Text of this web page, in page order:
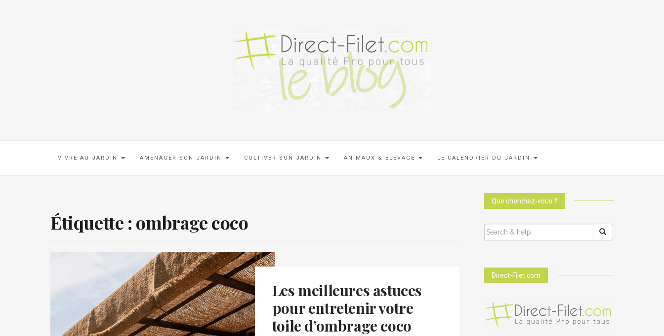
VIVRE AU JARDIN AMÉNAGER SON JARDIN CULTIVER SON JARDIN ANIMAUX & ÉLEVAGE LE CALENDRIER DU JARDIN
Étiquette : ombrage coco
Les meilleures astuces
pour entretenir votre
toile d’ombrage coco
Que cherchez-vous ?
SEARCH
FOR:
Direct-Filet.com